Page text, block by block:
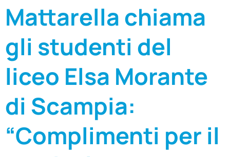
Mattarella chiama
gli studenti del
liceo Elsa Morante
di Scampia:
“Complimenti per il